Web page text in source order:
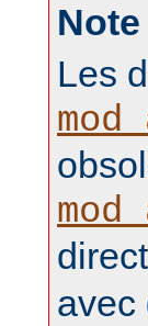
Note
Les
avec